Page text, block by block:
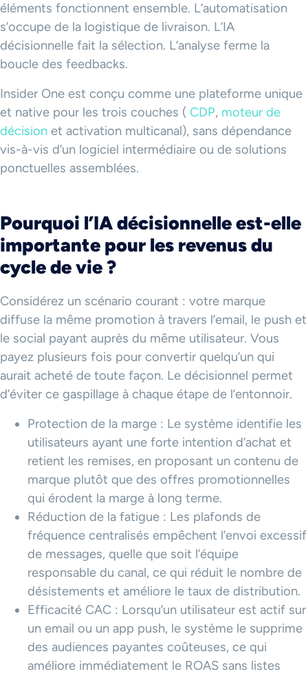
éléments fonctionnent ensemble. L’automatisation
s’occupe de la logistique de livraison. L’IA
décisionnelle fait la sélection. L’analyse ferme la
boucle des feedbacks.
Insider One est conçu comme une plateforme unique
et native pour les trois couches ( CDP, moteur de
décision et activation multicanal), sans dépendance
vis-à-vis d’un logiciel intermédiaire ou de solutions
ponctuelles assemblées.
Pourquoi l’IA décisionnelle est-elle
importante pour les revenus du
cycle de vie ?
Considérez un scénario courant : votre marque
diffuse la même promotion à travers l’email, le push et
le social payant auprès du même utilisateur. Vous
payez plusieurs fois pour convertir quelqu’un qui
aurait acheté de toute façon. Le décisionnel permet
d’éviter ce gaspillage à chaque étape de l’entonnoir.
Protection de la marge : Le système identifie les
utilisateurs ayant une forte intention d’achat et
retient les remises, en proposant un contenu de
marque plutôt que des offres promotionnelles
qui érodent la marge à long terme.
Réduction de la fatigue : Les plafonds de
fréquence centralisés empêchent l’envoi excessif
de messages, quelle que soit l’équipe
responsable du canal, ce qui réduit le nombre de
désistements et améliore le taux de distribution.
Efficacité CAC : Lorsqu’un utilisateur est actif sur
un email ou un app push, le système le supprime
des audiences payantes coûteuses, ce qui
améliore immédiatement le ROAS sans listes